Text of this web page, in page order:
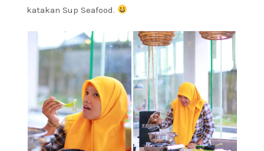
katakan Sup Seafood.